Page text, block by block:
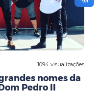
1094 visualizações
nomes da
Pedro II